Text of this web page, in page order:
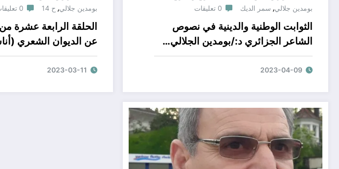
بومدين جلالي, سمر الديك 0 تعليقات
الثوابت الوطنية والدينية في نصوص
الشاعر الجزائري د:/بومدين الجلالي…
دراسة نقدية ذرائعية مستقطعة لديوان/
أناشيد الجراح والأفراح بقلم الناقدة
2023-04-09
بومدين جلالي, ح 14 0 تعليقات
الحلقة الرابعة عشرة
عن الديوان الشعري
والأفراح ) للشاعر
بومدين جلالي
2023-03-11